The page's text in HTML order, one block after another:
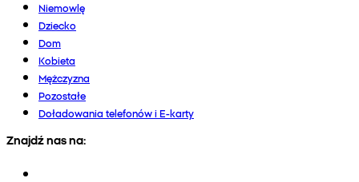
Niemowlę
Dziecko
Dom
Kobieta
Mężczyzna
Pozostałe
Doładowania telefonów i E-karty
Znajdź nas na: